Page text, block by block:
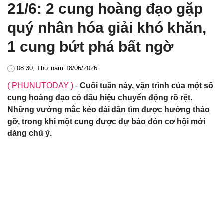
21/6: 2 cung hoàng đạo gặp
quý nhân hóa giải khó khăn,
1 cung bứt phá bất ngờ
08:30, Thứ năm 18/06/2026
( PHUNUTODAY ) - Cuối tuần này, vận trình của một số
cung hoàng đạo có dấu hiệu chuyển động rõ rệt.
Những vướng mắc kéo dài dần tìm được hướng tháo
gỡ, trong khi một cung được dự báo đón cơ hội mới
đáng chú ý.